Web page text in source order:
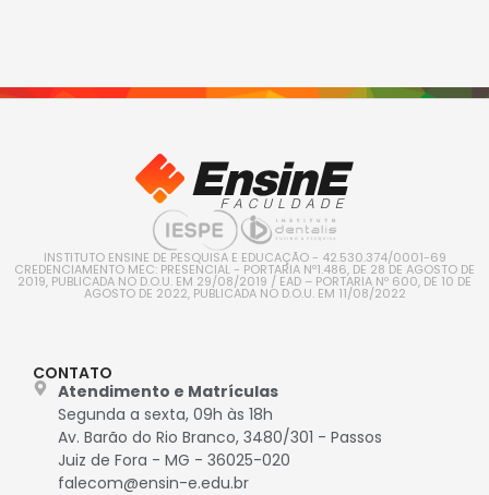
INSTITUTO ENSINE DE PESQUISA E EDUCAÇÃO - 42.530.374/0001-69
CREDENCIAMENTO MEC: PRESENCIAL - PORTARIA Nº1.486, DE 28 DE AGOSTO DE
2019, PUBLICADA NO D.O.U. EM 29/08/2019 / EAD – PORTARIA Nº 600, DE 10 DE
AGOSTO DE 2022, PUBLICADA NO D.O.U. EM 11/08/2022
CONTATO
Atendimento e Matrículas
Segunda a sexta, 09h às 18h
Av. Barão do Rio Branco, 3480/301 - Passos
Juiz de Fora - MG - 36025-020
falecom@ensin-e.edu.br